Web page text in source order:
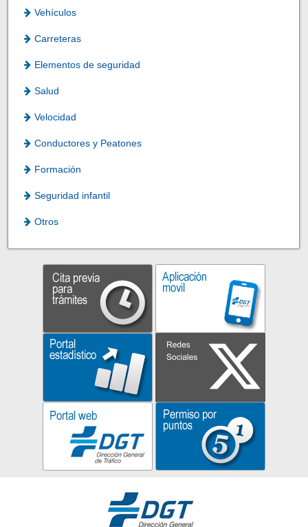
Vehículos
Carreteras
Elementos de seguridad
Salud
Velocidad
Conductores y Peatones
Formación
Seguridad infantil
Otros